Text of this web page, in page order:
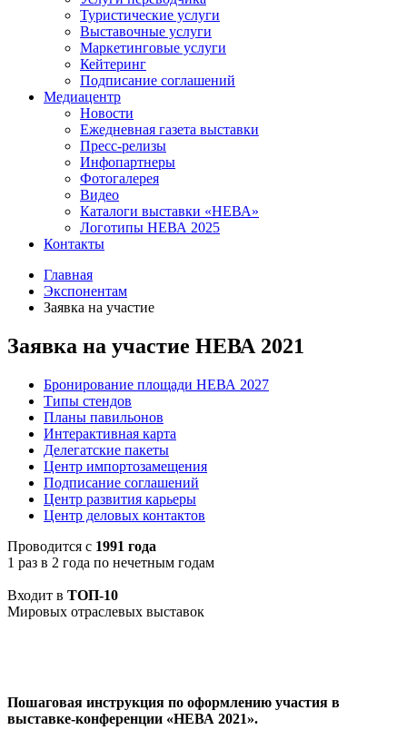
Туристические услуги
Выставочные услуги
Маркетинговые услуги
Кейтеринг
Подписание соглашений
Медиацентр
Новости
Ежедневная газета выставки
Пресс-релизы
Инфопартнеры
Фотогалерея
Видео
Каталоги выставки «НЕВА»
Логотипы НЕВА 2025
Контакты
Главная
Экспонентам
Заявка на участие
Заявка на участие НЕВА 2021
Бронирование площади НЕВА 2027
Типы стендов
Планы павильонов
Интерактивная карта
Делегатские пакеты
Центр импортозамещения
Подписание соглашений
Центр развития карьеры
Центр деловых контактов
Проводится с 1991 года
1 раз в 2 года по нечетным годам
Входит в ТОП-10
Мировых отраслевых выставок
Пошаговая инструкция по оформлению участия в
выставке-конференции «НЕВА 2021».